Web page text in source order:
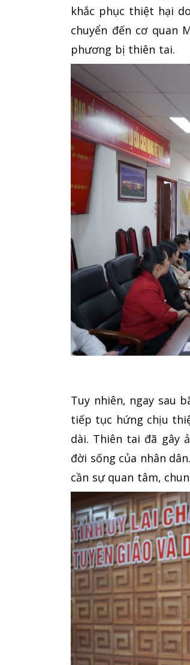
khắc phục thiệt hại
chuyển đến cơ quan
phương bị thiên tai.
​Tuy nhiên, ngay sau
tiếp tục hứng chịu
dài. Thiên tai đã gây
đời sống của nhân
cần sự quan tâm,